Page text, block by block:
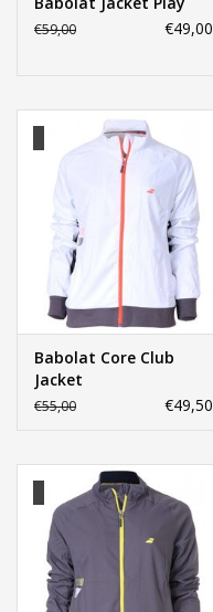
€59,00 €49,00
Babolat Core Club
Jacket
€55,00 €49,50